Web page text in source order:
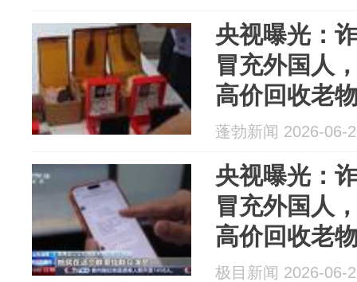
多万元，11
央视曝光：
冒充外国人
高价回收老
缴纳押金，
造财力，11
蓬勃新闻 2026-06-
央视曝光：
冒充外国人
高价回收老
缴纳押金，
极目新闻 2026-06-